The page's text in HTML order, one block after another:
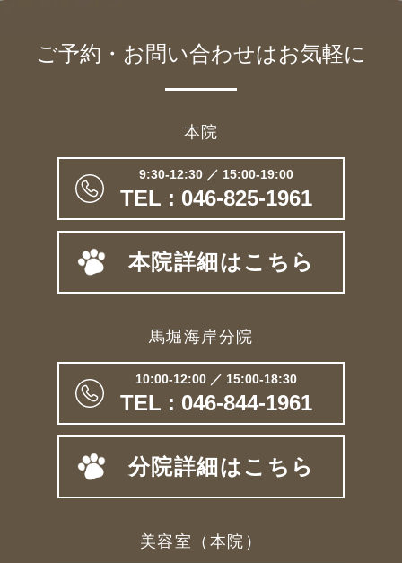
ご予約・お問い合わせはお気軽に
本院
9:30-12:30 ／ 15:00-19:00
TEL : 046-825-1961
本院詳細はこちら
馬堀海岸分院
10:00-12:00 ／ 15:00-18:30
TEL : 046-844-1961
分院詳細はこちら
美容室（本院）